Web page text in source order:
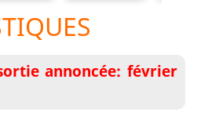
annoncée: février